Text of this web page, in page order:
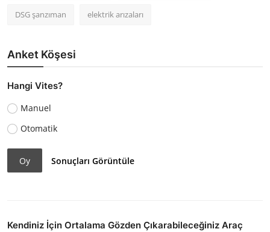
DSG şanzıman elektrik arızaları
Anket Köşesi
Hangi Vites?
Manuel
Otomatik
Oy Sonuçları Görüntüle
Kendiniz İçin Ortalama Gözden Çıkarabileceğiniz Araç